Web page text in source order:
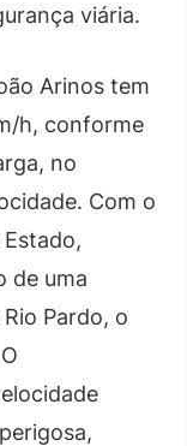
viária.
Arinos tem
h, conforme
no
Com o
de uma
Pardo, o